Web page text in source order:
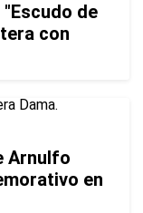
de
con
Arnulfo
en